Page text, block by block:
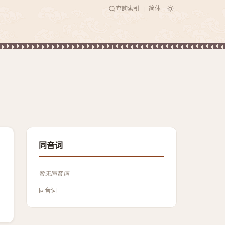
查詢索引 简体
同音词
暂无同音词
同音词